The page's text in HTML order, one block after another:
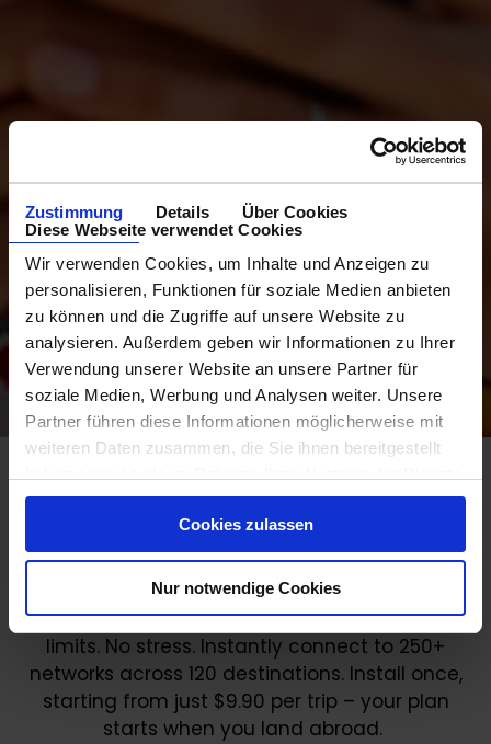
Zustimmung Details
Über Cookies
Diese Webseite verwendet Cookies
Wir verwenden Cookies, um Inhalte und Anzeigen zu
personalisieren, Funktionen für soziale Medien anbieten
zu können und die Zugriffe auf unsere Website zu
analysieren. Außerdem geben wir Informationen zu Ihrer
Verwendung unserer Website an unsere Partner für
soziale Medien, Werbung und Analysen weiter. Unsere
Partner führen diese Informationen möglicherweise mit
weiteren Daten zusammen, die Sie ihnen bereitgestellt
gesammelt haben.
Cookies zulassen
Nur notwendige Cookies